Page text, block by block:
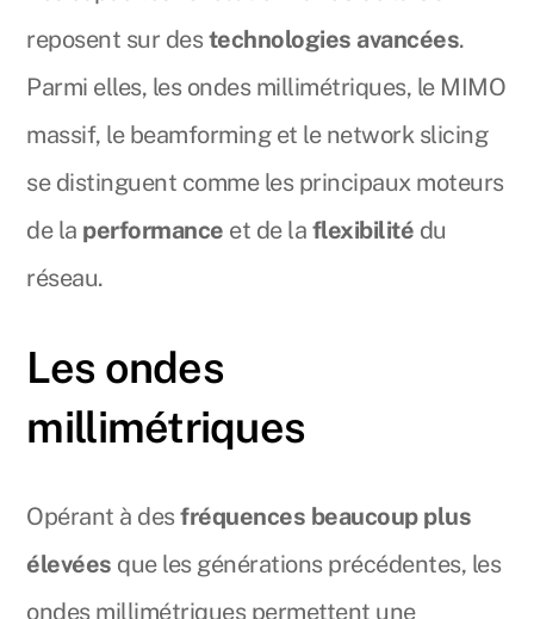
reposent sur destechnologies avancées.
Parmi elles, les ondes millimétriques, le MIMO
massif, le beamforming et le network slicing
se distinguent comme les principaux moteurs
de la performance et de la flexibilité du
réseau.
Les ondes
millimétriques
Opérant à desfréquences beaucoup plus
élevées que les générations précédentes, les
ondes millimétriques permettent une